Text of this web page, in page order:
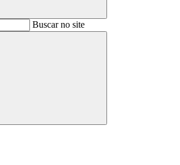
BuscarBuscar no site
Buscar